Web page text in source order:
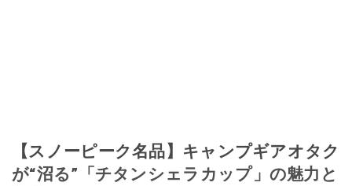
【スノーピーク名品】キャンプギアオタク
が“沼る”「チタンシェラカップ」の魅力と